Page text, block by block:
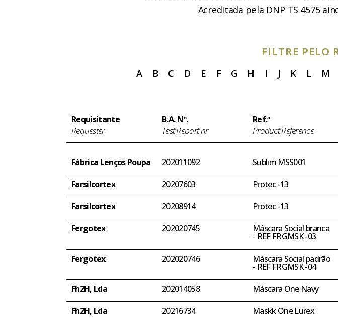
Acreditada pela DNP TS 4575
FILTRE PELO
A B C D E F G H I J K L M
Requisitante
Requester
B.A. Nº.
Test Report nr
Ref.ª
Product Reference
Fábrica Lenços Poupa 202011092 Sublim MSS001
Farsilcortex
20207603 Protec -13
Farsilcortex
20208914 Protec -13
Fergotex
202020745 Máscara Social branca
- REF FRGMSK -03
Fergotex 202020746 Máscara Social padrão
- REF FRGMSK -04
Fh2H, Lda 202014058 Máscara One Navy
Fh2H, Lda
20216734 Maskk One Lurex